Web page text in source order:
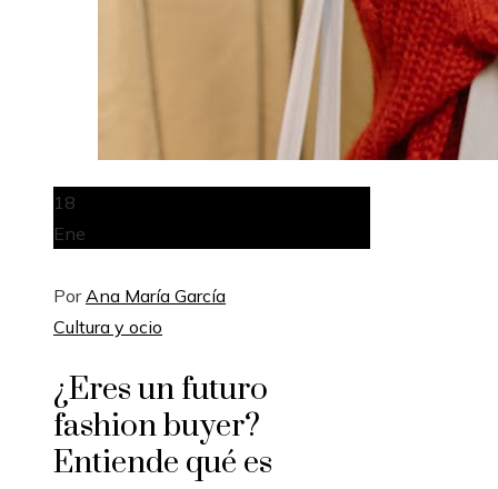
18
Ene
Por Ana María García
Cultura y ocio
¿Eres un futuro
fashion buyer?
Entiende qué es